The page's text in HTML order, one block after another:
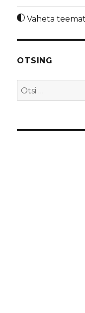
Vaheta teemat
OTSING
Otsi: